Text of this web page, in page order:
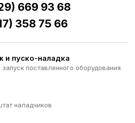
669 93 68
358 75 66
пуско-наладка
поставленного оборудования
наладчиков